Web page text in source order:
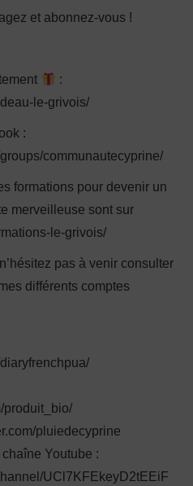
et abonnez-vous !
:
le-grivois/
:
communautecyprine/
formations pour devenir un
merveilleuse sont sur
le-grivois/
pas à venir consulter
différents comptes
produit_bio/
pluiedecyprine
Youtube :
UCl7KFEkeyD2tEEiF